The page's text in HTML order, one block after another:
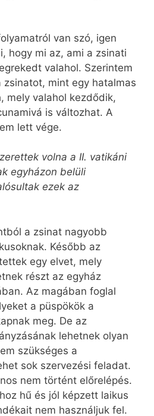
van szó, igen
hogy mi az, ami a zsinati
valahol. Szerintem
zsinatot, mint egy hatalmas
mely valahol kezdődik,
is változhat. A
lett vége.
volna a II. vatikáni
egyházon belüli
ezek az
a zsinat nagyobb
Később az
egy elvet, mely
részt az egyház
Az magában foglal
a püspökök a
meg. De az
lehetnek olyan
szükséges a
sok szervezési feladat.
nem történt előrelépés.
hű és jól képzett laikus
nem használjuk fel.